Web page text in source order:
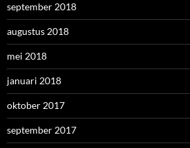
september 2018
augustus 2018
mei 2018
januari 2018
oktober 2017
september 2017